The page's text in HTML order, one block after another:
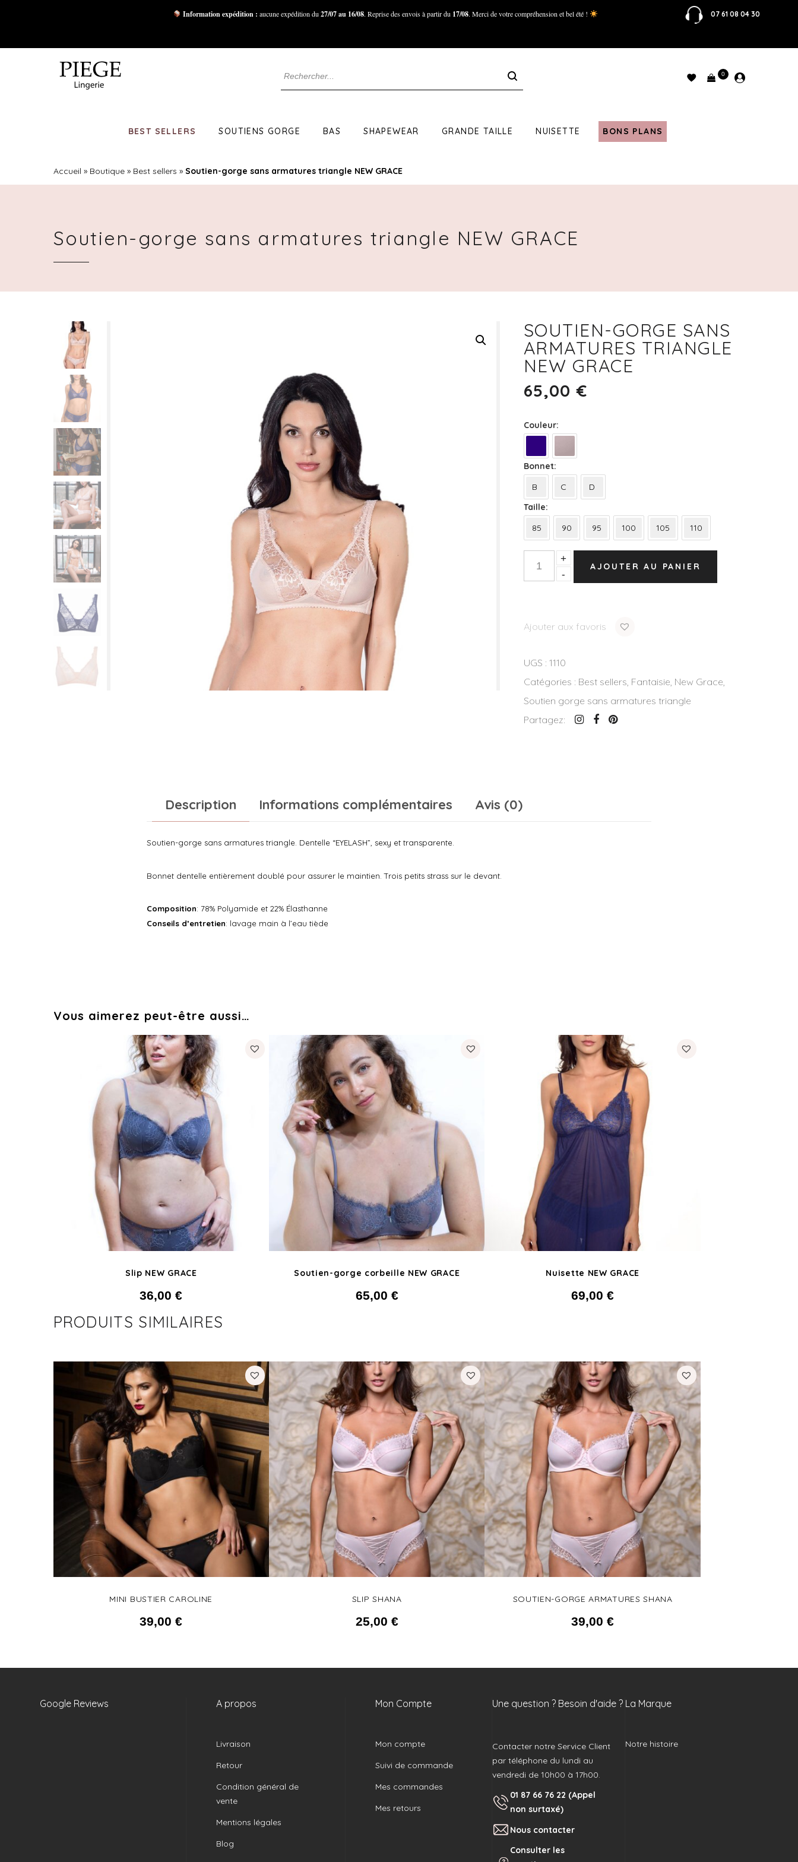
Information expédition : aucune expédition du 27/07 au 16/08. Reprise des envois à partir du 17/08. Merci de votre compréhension et bel été ! 07 61 08 04 30
0
BEST SELLERS SOUTIENS GORGE BAS SHAPEWEAR GRANDE TAILLE NUISETTE BONS PLANS
Accueil » Boutique» Best sellers » Soutien-gorge sans armatures triangle NEW GRACE
Soutien-gorge sans armatures triangle NEW GRACE
SOUTIEN-GORGE SANS
ARMATURES TRIANGLE
NEW GRACE
65,00€
Couleur
Bonnet
B
C
D
Taille
85
90 95 100 105 110
+
-
AJOUTER AU PANIER
Ajouter aux favoris
UGS : 1110
Catégories : Best sellers, Fantaisie, New Grace,
Soutien gorge sans armatures triangle
Partagez:
Description Informations complémentaires Avis (0)
Soutien-gorge sans armatures triangle. Dentelle “EYELASH”, sexy et transparente.
Bonnet dentelle entièrement doublé pour assurer le maintien.Trois petits strass sur le devant.
Composition: 78% Polyamide et 22% Élasthanne
Conseils d’entretien: lavage main à l’eau tiède
Vous aimerez peut-être aussi…
Slip NEW GRACE
36,00€
Soutien-gorge corbeille NEW GRACE
65,00 €
Nuisette NEW GRACE
69,00€
PRODUITS SIMILAIRES
MINI BUSTIER CAROLINE
39,00€
SLIP SHANA
25,00 €
SOUTIEN-GORGE ARMATURES SHANA
39,00€
Google Reviews A propos
Livraison
Retour
Condition général de
vente
Mentions légales
Blog
Mon Compte
Mon compte
Suivi de commande
Mes commandes
Mes retours
Une question ? Besoin d'aide ?
Contacter notre Service Client
par téléphone du lundi au
vendredi de 10h00 à 17h00.
01 87 66 76 22 (Appel
non surtaxé)
Nous contacter
Consulter les
La Marque
Notre histoire